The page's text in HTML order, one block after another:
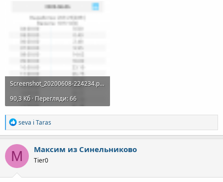
Screenshot_20200608-224234.png
90,3 Кб · Перегляди: 66
Р
е
а
к
ц
і
ї
:
seva і Taras
М Максим из Синельниково
Tier0